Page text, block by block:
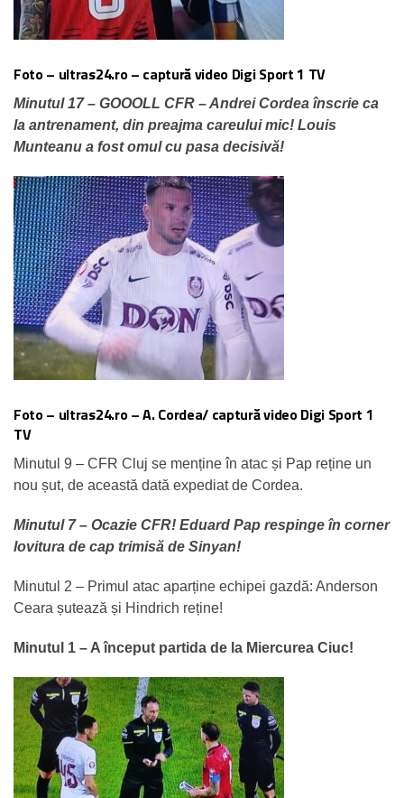
Foto – ultras24.ro – captură video Digi Sport 1 TV
Minutul 17 – GOOOLL CFR – Andrei Cordea înscrie ca
la antrenament, din preajma careului mic! Louis
Munteanu a fost omul cu pasa decisivă!
Foto – ultras24.ro – A. Cordea/ captură video Digi Sport 1
TV
Minutul 9 – CFR Cluj se menține în atac și Pap reține un
nou șut, de această dată expediat de Cordea.
Minutul 7 – Ocazie CFR! Eduard Pap respinge în corner
lovitura de cap trimisă de Sinyan!
Minutul 2 – Primul atac aparține echipei gazdă: Anderson
Ceara șutează și Hindrich reține!
Minutul 1 – A început partida de la Miercurea Ciuc!